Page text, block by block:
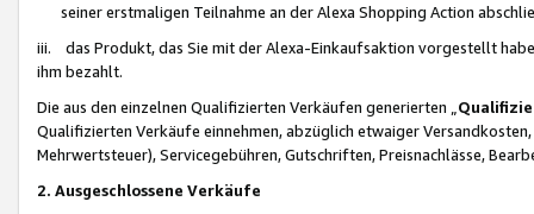
seiner erstmaligen Teilnahme an der Alexa Shopping Action
iii. das Produkt, das Sie mit der Alexa-Einkaufsaktion vorgestellt
ihm bezahlt.
Die aus den einzelnen Qualifizierten Verkäufen generierten „
Qualifizierten Verkäufe einnehmen, abzüglich etwaiger
Mehrwertsteuer), Servicegebühren, Gutschriften, Preisnachlässe,
2. Ausgeschlossene Verkäufe